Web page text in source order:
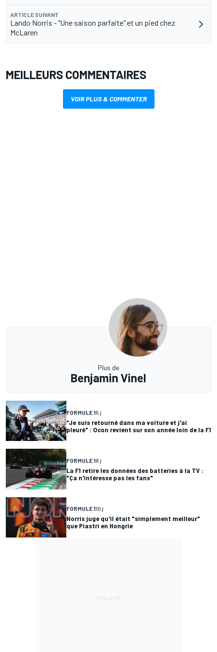
ARTICLE SUIVANT
Lando Norris - "Une saison parfaite" et un pied chez
McLaren
MEILLEURS COMMENTAIRES
VOIR PLUS & COMMENTER
Plus de
Benjamin Vinel
FORMULE 15 j
"Je suis retourné dans ma voiture et j'ai
pleuré" : Ocon revient sur son année loin de la F1
FORMULE 18 j
La F1 retire les données des batteries à la TV :
"Ça n'intéresse pas les fans"
FORMULE 110 j
Norris juge qu'il était "simplement meilleur"
que Piastri en Hongrie